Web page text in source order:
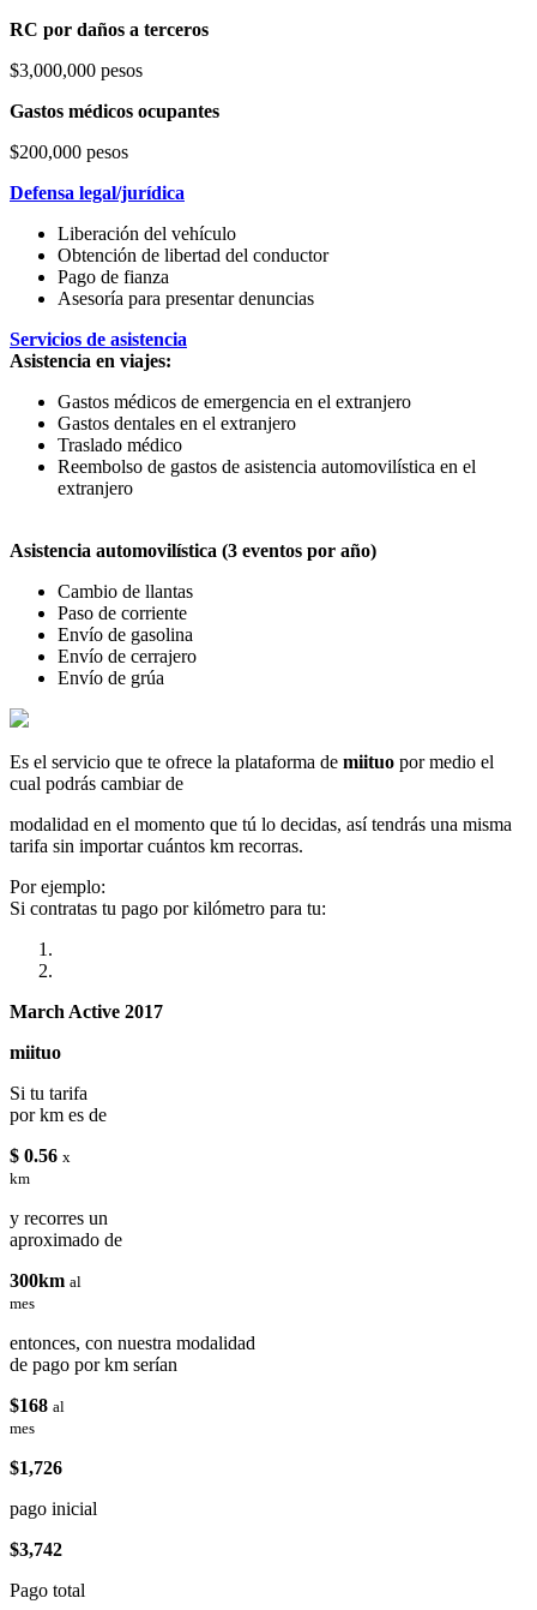
RC por daños a terceros
$3,000,000 pesos
Gastos médicos ocupantes
$200,000 pesos
Defensa legal/jurídica
Liberación del vehículo
Obtención de libertad del conductor
Pago de fianza
Asesoría para presentar denuncias
Servicios de asistencia
Asistencia en viajes:
Gastos médicos de emergencia en el extranjero
Gastos dentales en el extranjero
Traslado médico
Reembolso de gastos de asistencia automovilística en el
extranjero
Asistencia automovilística (3 eventos por año)
Cambio de llantas
Paso de corriente
Envío de gasolina
Envío de cerrajero
Envío de grúa
Es el servicio que te ofrece la plataforma de miituo por medio el
cual podrás cambiar de
modalidad en el momento que tú lo decidas, así tendrás una misma
tarifa sin importar cuántos km recorras.
Por ejemplo:
Si contratas tu pago por kilómetro para tu:
March Active 2017
miituo
Si tu tarifa
por km es de
$ 0.56 x
km
y recorres un
aproximado de
300km al
mes
entonces, con nuestra modalidad
de pago por km serían
$168 al
mes
$1,726
pago inicial
$3,742
Pago total